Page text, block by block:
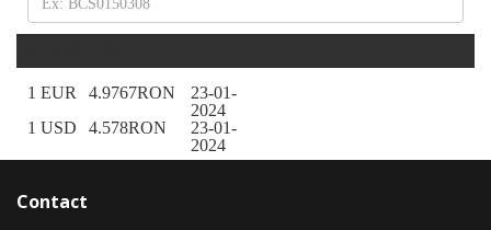
1 EUR 4.9767RON
23-01-
2024
1 USD
4.578RON
23-01-
2024
Contact